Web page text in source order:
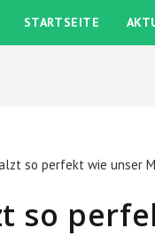
STARTSEITE
so